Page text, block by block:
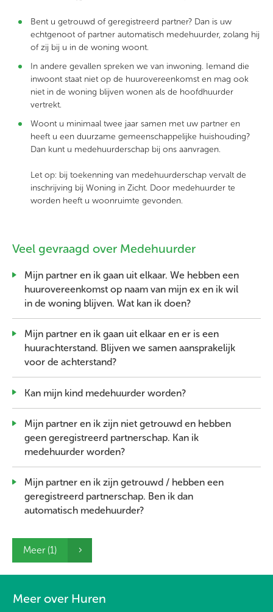
Bent u getrouwd of geregistreerd partner? Dan is uw
echtgenoot of partner automatisch medehuurder, zolang hij
of zij bij u in de woning woont.
In andere gevallen spreken we van inwoning. Iemand die
inwoont staat niet op de huurovereenkomst en mag ook
niet in de woning blijven wonen als de hoofdhuurder
vertrekt.
Woont u minimaal twee jaar samen met uw partner en
heeft u een duurzame gemeenschappelijke huishouding?
Dan kunt u medehuurderschap bij ons aanvragen.
Let op: bij toekenning van medehuurderschap vervalt de
inschrijving bij Woning in Zicht. Door medehuurder te
worden heeft u woonruimte gevonden.
Veel gevraagd over Medehuurder
Mijn partner en ik gaan uit elkaar. We hebben een
huurovereenkomst op naam van mijn ex en ik wil
in de woning blijven. Wat kan ik doen?
Mijn partner en ik gaan uit elkaar en er is een
huurachterstand. Blijven we samen aansprakelijk
voor de achterstand?
Kan mijn kind medehuurder worden?
Mijn partner en ik zijn niet getrouwd en hebben
geen geregistreerd partnerschap. Kan ik
medehuurder worden?
Mijn partner en ik zijn getrouwd / hebben een
geregistreerd partnerschap. Ben ik dan
automatisch medehuurder?
Meer (1)
Meer over Huren